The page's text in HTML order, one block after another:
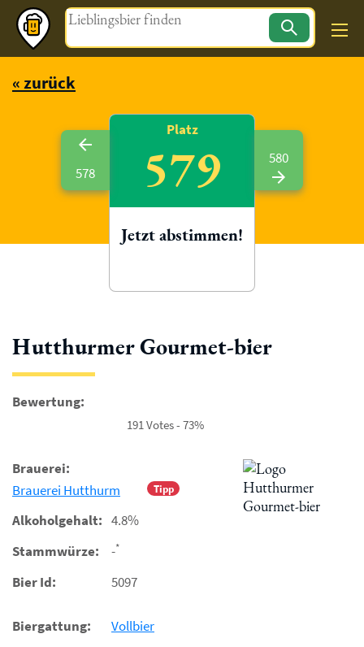
Magazin
« zurück
Hutthurmer Gourmet-bier
Bewertung:
191 Votes - 73%
Brauerei:
Tipp
Brauerei Hutthurm
Alkoholgehalt: 4.8%
Stammwürze:
-*
Bier Id: 5097
Biergattung:
Vollbier
578
Platz
579
Jetzt abstimmen!
580